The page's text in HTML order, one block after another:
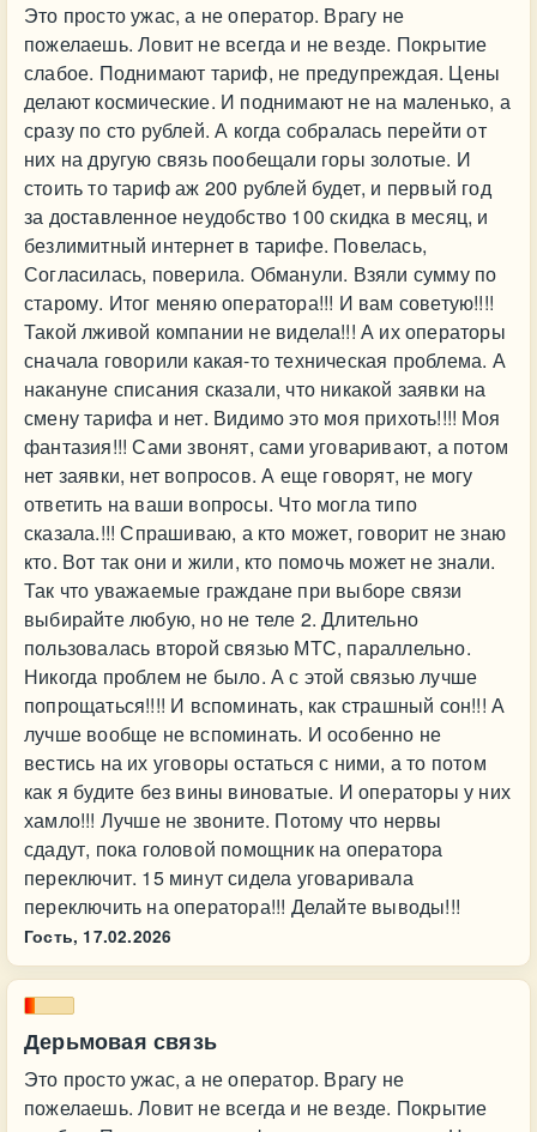
Это просто ужас, а не оператор. Врагу не
пожелаешь. Ловит не всегда и не везде. Покрытие
слабое. Поднимают тариф, не предупреждая. Цены
делают космические. И поднимают не на маленько, а
сразу по сто рублей. А когда собралась перейти от
них на другую связь пообещали горы золотые. И
стоить то тариф аж 200 рублей будет, и первый год
за доставленное неудобство 100 скидка в месяц, и
безлимитный интернет в тарифе. Повелась,
Согласилась, поверила. Обманули. Взяли сумму по
старому. Итог меняю оператора!!! И вам советую!!!!
Такой лживой компании не видела!!! А их операторы
сначала говорили какая-то техническая проблема. А
накануне списания сказали, что никакой заявки на
смену тарифа и нет. Видимо это моя прихоть!!!! Моя
фантазия!!! Сами звонят, сами уговаривают, а потом
нет заявки, нет вопросов. А еще говорят, не могу
ответить на ваши вопросы. Что могла типо
сказала.!!! Спрашиваю, а кто может, говорит не знаю
кто. Вот так они и жили, кто помочь может не знали.
Так что уважаемые граждане при выборе связи
выбирайте любую, но не теле 2. Длительно
пользовалась второй связью МТС, параллельно.
Никогда проблем не было. А с этой связью лучше
попрощаться!!!! И вспоминать, как страшный сон!!! А
лучше вообще не вспоминать. И особенно не
вестись на их уговоры остаться с ними, а то потом
как я будите без вины виноватые. И операторы у них
хамло!!! Лучше не звоните. Потому что нервы
сдадут, пока головой помощник на оператора
переключит. 15 минут сидела уговаривала
переключить на оператора!!! Делайте выводы!!!
Гость, 17.02.2026
Дерьмовая связь
Это просто ужас, а не оператор. Врагу не
пожелаешь. Ловит не всегда и не везде. Покрытие